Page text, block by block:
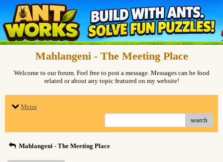
Mahlangeni - The Meeting Place
Welcome to our forum. Feel free to post a message. Messages can be food
related or about any topic featured on my website!
Menu
search
Mahlangeni - The Meeting Place